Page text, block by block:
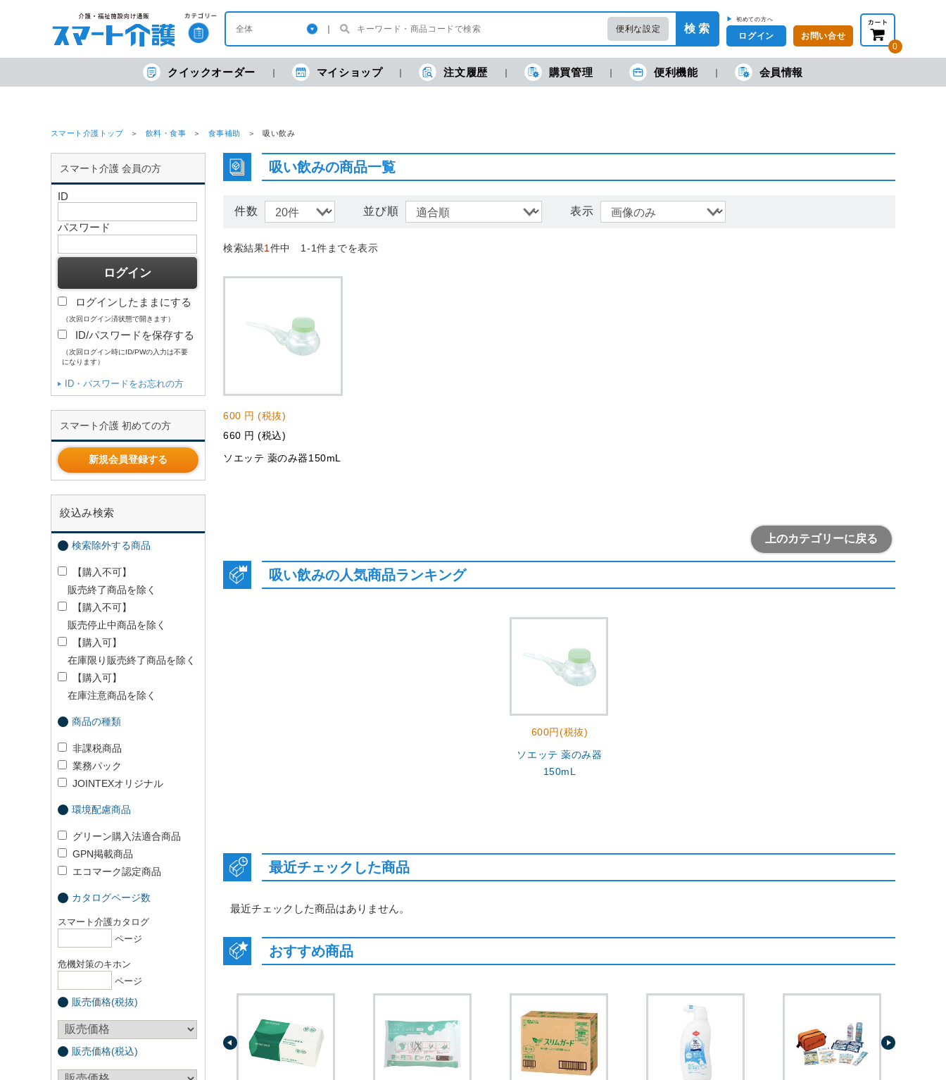
便利な設定 検 索
▶ 初めての方へ
ログイン
お問い合せ
0
現在の金額合計： 円 (税抜) 円(税込)
クイックオーダー マイショップ 注文履歴 購買管理 便利機能 会員情報
スマート介護トップ 飲料・食事 食事補助 吸い飲み
スマート介護 会員の方
ID
パスワード
ログインしたままにする
（次回ログイン済状態で開きます）
ID/パスワードを保存する
（次回ログイン時にID/PWの入力は不要
になります）
ID・パスワードをお忘れの方
スマート介護 初めての方
新規会員登録する
絞込み検索
検索除外する商品
【購入不可】
販売終了商品を除く
【購入不可】
販売停止中商品を除く
【購入可】
在庫限り販売終了商品を除く
【購入可】
在庫注意商品を除く
商品の種類
非課税商品
業務パック
JOINTEXオリジナル
環境配慮商品
グリーン購入法適合商品
GPN掲載商品
エコマーク認定商品
カタログページ数
スマート介護カタログ
ページ
危機対策のキホン
ページ
販売価格(税抜)
販売価格(税込)
吸い飲みの商品一覧
件数 並び順 表示
検索結果1 件中 1-1件までを表示
600 円 (税抜)
660 円 (税込)
ソエッテ 薬のみ器150mL
上のカテゴリーに戻る
吸い飲みの人気商品ランキング
600円(税抜)
ソエッテ 薬のみ器
150mL
最近チェックした商品
最近チェックした商品はありません。
おすすめ商品